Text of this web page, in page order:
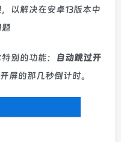
以解决在安卓13版本中
别的功能：
自动跳过开
屏的那几秒倒计时。